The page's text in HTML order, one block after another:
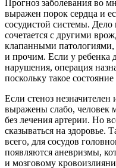
Прогноз заболевания во
выражен порок сердца и
сосудистой системы. Дело
сочетается с другими
клапанными
и прочим. Если у ребенка
нарушения, операция
поскольку такое
Если стеноз
выражены слабо, человек
без лечения артерии. Но
сказываться на здоровье.
всего, для сосудов
появляются аневризмы,
и мозговому